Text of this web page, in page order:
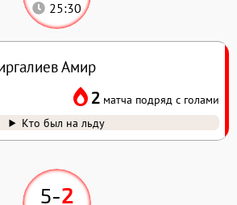
5-2
25:30
Амир
2 матча подряд с голами
Кто был на льду